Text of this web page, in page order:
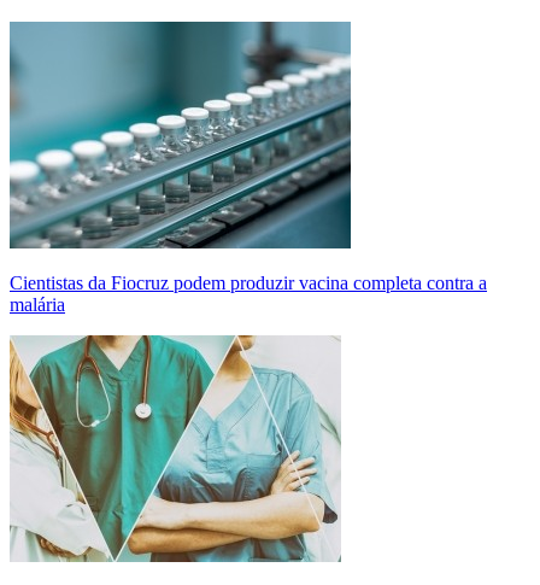
Cientistas da Fiocruz podem produzir vacina completa contra a
malária